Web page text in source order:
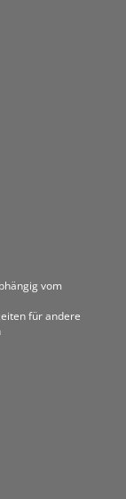
vom
für andere